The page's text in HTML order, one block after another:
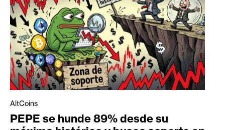
AltCoins
PEPE se hunde 89% desde su